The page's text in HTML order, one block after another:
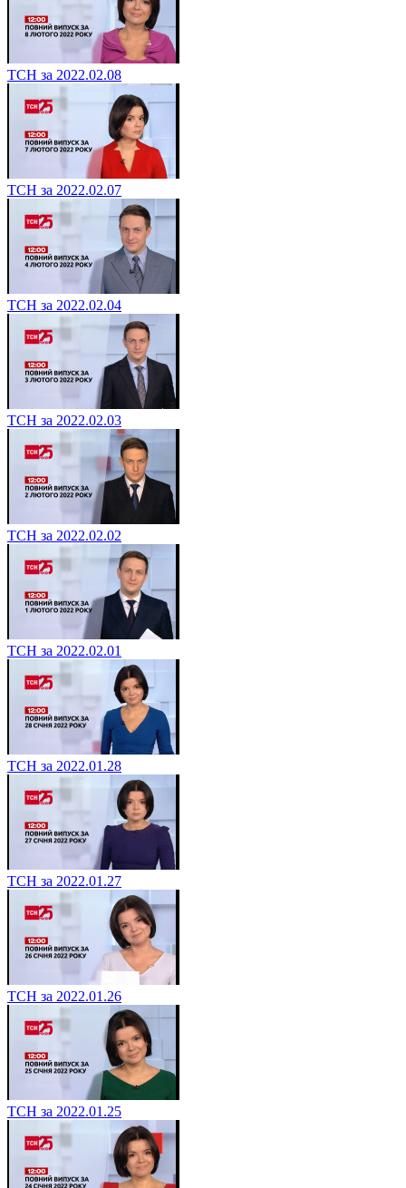
ТСН за 2022.02.08
ТСН за 2022.02.07
ТСН за 2022.02.04
ТСН за 2022.02.03
ТСН за 2022.02.02
ТСН за 2022.02.01
ТСН за 2022.01.28
ТСН за 2022.01.27
ТСН за 2022.01.26
ТСН за 2022.01.25